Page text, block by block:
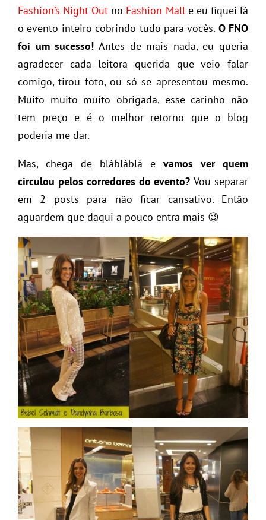
Fashion’s Night Out no Fashion Malle eu fiquei lá
o evento inteiro cobrindo tudo para vocês. O FNO
foi um sucesso! Antes de mais nada, eu queria
agradecer cada leitora querida que veio falar
comigo, tirou foto, ou só se apresentou mesmo.
Muito muito muito obrigada, esse carinho não
tem preço e é o melhor retorno que o blog
poderia me dar.
Mas, chega de blábláblá e vamos ver quem
circulou pelos corredores do evento?Vou separar
em 2 posts para não ficar cansativo. Então
aguardem que daqui a pouco entra mais 😉